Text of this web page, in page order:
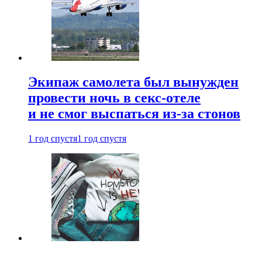
Экипаж самолета был вынужден
провести ночь в секс-отеле
и не смог выспаться из-за стонов
1 год спустя1 год спустя